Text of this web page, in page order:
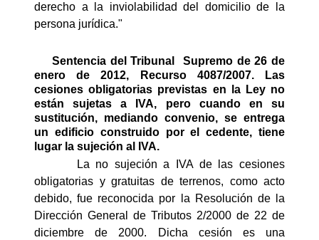
derecho a la inviolabilidad del domicilio de la
persona jurídica."
Sentencia del Tribunal
Supremo de 26 de
enero de 2012, Recurso 4087/2007. Las
cesiones obligatorias previstas en la Ley no
están sujetas a IVA, pero cuando en su
sustitución, mediando convenio, se entrega
un edificio construido por el cedente, tiene
lugar la sujeción al IVA.
La no sujeción a IVA de las cesiones
obligatorias y gratuitas de terrenos, como acto
debido, fue reconocida por la Resolución de la
Dirección General de Tributos 2/2000 de 22 de
diciembre de 2000. Dicha cesión es una